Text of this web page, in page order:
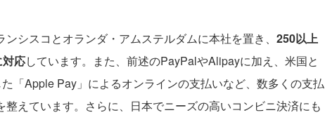
シスコとオランダ・アムステルダムに本社を置き、 250以上
応しています。また、前述のPayPalやAlipayに加え、米国と
「Apple Pay」によるオンラインの支払いなど、数多くの支払
整えています。さらに、日本でニーズの高いコンビニ決済にも